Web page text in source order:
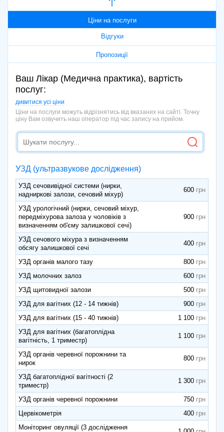
Ціни на послуги
Відгуки
Пропозиції
Ваш Лікар (Медична практика), вартість
послуг:
дивитися усі ціни
Ціни на послуги можуть відрізнятись від вказаних на сайті. Точну
ціну Вам озвучить наш оператор під час запису на прийом.
УЗД (ультразвукове дослідження)
УЗД сечовивідної системи (нирки,
надниркові залози, сечовий міхур)
600
УЗД урологічний (нирки, сечовий міхур,
передміхурова залоза у чоловіків з
визначенням об'єму залишкової сечі)
900
УЗД сечового міхура з визначенням
обсягу залишкової сечі
400
УЗД органів малого тазу
800
УЗД молочних залоз
600
УЗД щитовидної залози
500
УЗД для вагітних (12 - 14 тижнів)
900
УЗД для вагітних (15 - 40 тижнів)
1 100
УЗД для вагітних (багатоплідна
вагітність, 1 триместр)
1 100
УЗД органів черевної порожнини та
нирок
800
УЗД багатоплідної вагітності (2
триместр)
1 300
УЗД органів черевної порожнини
750
Цервікометрія
400
Моніторинг овуляції (3 дослідження